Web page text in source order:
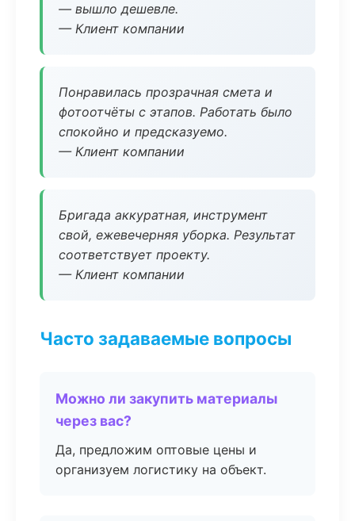
— вышло дешевле.
— Клиент компании
Понравилась прозрачная смета и
фотоотчёты с этапов. Работать было
спокойно и предсказуемо.
— Клиент компании
Бригада аккуратная, инструмент
свой, ежевечерняя уборка. Результат
соответствует проекту.
— Клиент компании
Часто задаваемые вопросы
Можно ли закупить материалы
через вас?
Да, предложим оптовые цены и
организуем логистику на объект.